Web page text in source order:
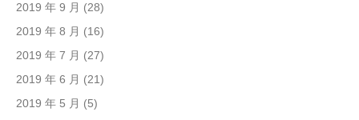
2019 年 9 月 (28)
2019 年 8 月 (16)
2019 年 7 月 (27)
2019 年 6 月 (21)
2019 年 5 月 (5)